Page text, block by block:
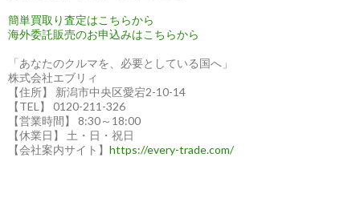
簡単買取り査定はこちらから
海外委託販売のお申込みはこちらから
「あなたのクルマを、必要としている国へ」
株式会社エブリィ
【住所】 新潟市中央区愛宕2-10-14
【TEL】 0120-211-326
【営業時間】 8:30～18:00
【休業日】 土・日・祝日
【会社案内サイト】 https://every-trade.com/